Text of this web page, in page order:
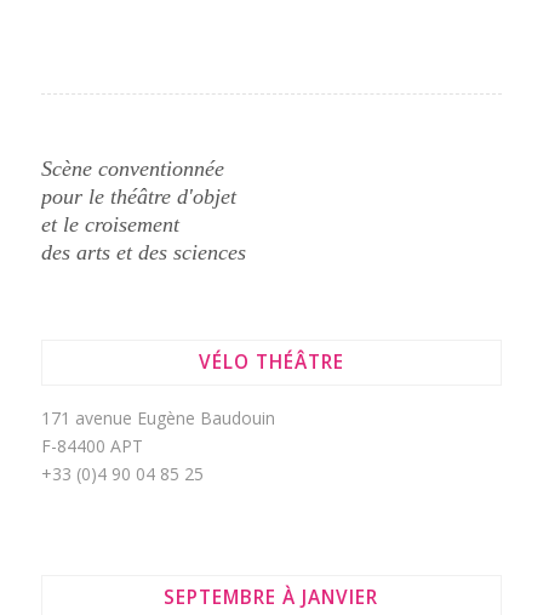
Scène conventionnée
pour le théâtre d'objet
et le croisement
des arts et des sciences
VÉLO THÉÂTRE
171 avenue Eugène Baudouin
F-84400 APT
+33 (0)4 90 04 85 25
SEPTEMBRE À JANVIER